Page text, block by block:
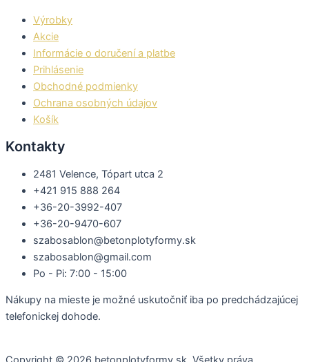
Výrobky
Akcie
Informácie o doručení a platbe
Prihlásenie
Obchodné podmienky
Ochrana osobných údajov
Košík
Kontakty
2481 Velence, Tópart utca 2
+421 915 888 264
+36-20-3992-407
+36-20-9470-607
szabosablon@betonplotyformy.sk
szabosablon@gmail.com
Po - Pi: 7:00 - 15:00
Nákupy na mieste je možné uskutočniť iba po predchádzajúcej
telefonickej dohode.